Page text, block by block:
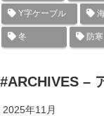
Y字ケーブル
冬 防寒
#ARCHIVES –
2025年11月